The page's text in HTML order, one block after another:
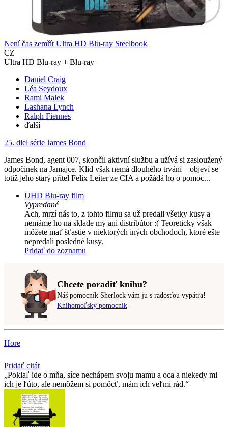
Není čas zemřít Ultra HD Blu-ray Steelbook
CZ
Ultra HD Blu-ray + Blu-ray
Daniel Craig
Léa Seydoux
Rami Malek
Lashana Lynch
Ralph Fiennes
ďalší
25. diel série James Bond
James Bond, agent 007, skončil aktivní službu a užívá si zasloužený
odpočinek na Jamajce. Klid však nemá dlouhého trvání – objeví se
totiž jeho starý přítel Felix Leiter ze CIA a požádá ho o pomoc...
UHD Blu-ray film
Vypredané
Ach, mrzí nás to, z tohto filmu sa už predali všetky kusy a
nemáme ho na sklade my ani distribútor :( Teoreticky však
môžete mať šťastie v niektorých iných obchodoch, ktoré ešte
nepredali posledné kusy.
Pridať do zoznamu
Chcete poradiť knihu?
Náš pomocník Sherlock vám ju s radosťou vypátra!
Knihomoľský pomocník
Hore
Pridať citát
Pokiaľ ide o mňa, síce nechápem svoju mamu a oca a niekedy mi
ich je ľúto, ale nemôžem si pomôcť, mám ich veľmi rád.